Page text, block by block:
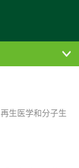
生医学和分子生